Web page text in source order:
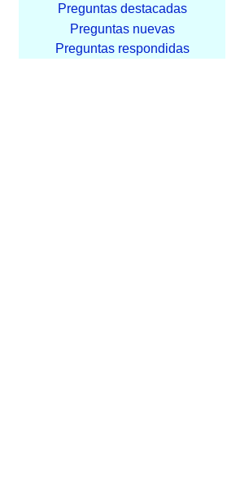
Preguntas destacadas
Preguntas nuevas
Preguntas respondidas